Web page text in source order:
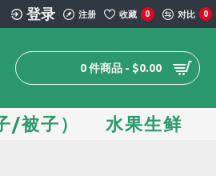
登录 注册 收藏 0 对比 0
0 件商品 - $0.00
/被子） 水果生鲜